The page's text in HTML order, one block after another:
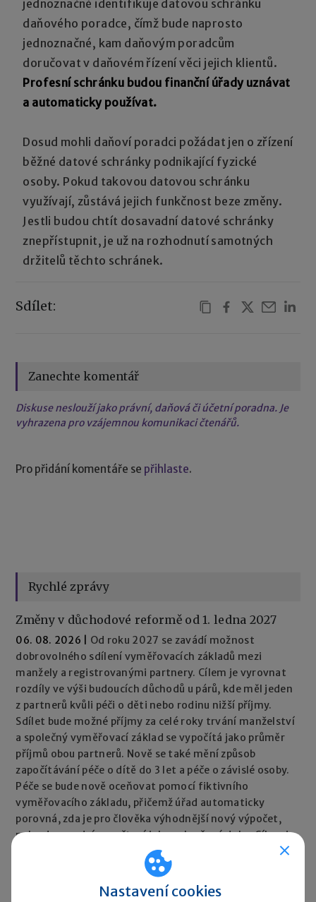
jednoznačně identifikuje datovou schránku
daňového poradce, čímž bude naprosto
jednoznačné, kam daňovým poradcům
doručovat v daňovém řízení věci jejich klientů.
Profesní schránku budou finanční úřady uznávat
a automaticky používat.
Dosud mohli daňoví poradci požádat jen o zřízení
běžné datové schránky podnikající fyzické
osoby. Pokud takovou datovou schránku
využívají, zůstává jejich funkčnost beze změny.
Jestli budou chtít dosavadní datové schránky
znepřístupnit, je už na rozhodnutí samotných
držitelů těchto schránek.
Sdílet:
Zanechte komentář
Diskuse neslouží jako právní, daňová či účetní poradna. Je
vyhrazena pro vzájemnou komunikaci čtenářů.
Pro přidání komentáře se přihlaste.
Rychlé zprávy
Změny v důchodové reformě od 1. ledna 2027
06. 08. 2026
Od roku 2027 se zavádí možnost
dobrovolného sdílení vyměřovacích základů mezi
manžely a registrovanými partnery. Cílem je vyrovnat
rozdíly ve výši budoucích důchodů u párů, kde měl jeden
z partnerů kvůli péči o děti nebo rodinu nižší příjmy.
Sdílet bude možné příjmy za celé roky trvání manželství
a společný vyměřovací základ se vypočítá jako průměr
příjmů obou partnerů. Nově se také mění způsob
započítávání péče o dítě do 3 let a péče o závislé osoby.
Péče se bude nově oceňovat pomocí fiktivního
vyměřovacího základu, přičemž úřad automaticky
porovná, zda je pro člověka výhodnější nový výpočet,
nebo dosavadní započtení jako vyloučené doby. Cílem je,
aby péče neměla negativní dopad na výši důchodu.
Nastavení cookies